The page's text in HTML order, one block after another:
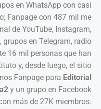
en WhatsApp con casi
Fanpage con 487 mil me
de YouTube, Instagram,
grupos en Telegram, radio
16 mil personas que han
y, desde luego, el sitio
Fanpage para Editorial
y un grupo en Facebook
más de 27K miembros.